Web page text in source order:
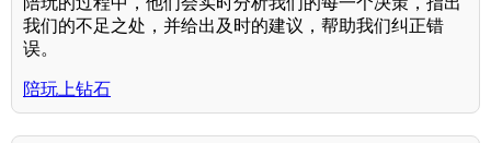
我们的不足之处，并给出及时的建议，帮助我们纠正错
误。
陪玩上钻石